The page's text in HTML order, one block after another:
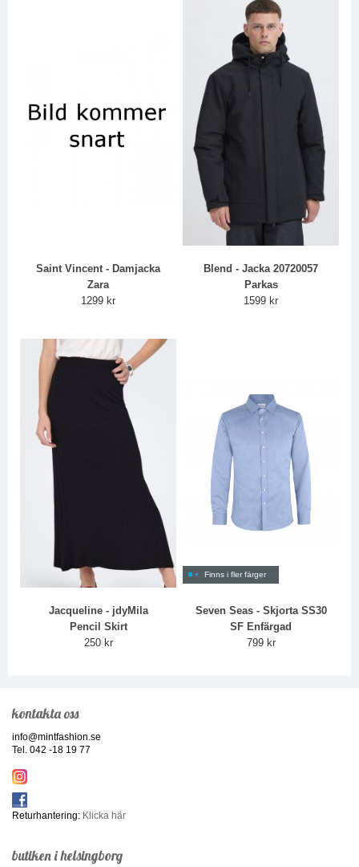
Saint Vincent - Damjacka
Zara
1299 kr
Blend - Jacka 20720057
Parkas
1599 kr
Jacqueline - jdyMila
Pencil Skirt
250 kr
Finns i fler färger
Seven Seas - Skjorta SS30
SF Enfärgad
799 kr
kontakta oss
info@mintfashion.se
Tel. 042 -18 19 77
Returhantering: Klicka här
butiken i helsingborg